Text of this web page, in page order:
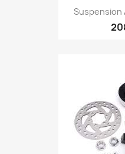
Suspension